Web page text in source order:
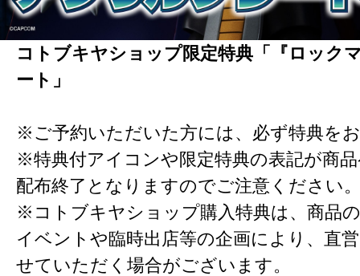
コトブキヤショップ限定特典「『ロック
ート」
※ご予約いただいた方には、必ず特典を
※特典付アイコンや限定特典の表記が商
配布終了となりますのでご注意ください
※コトブキヤショップ購入特典は、商品
イベントや臨時出店等の企画により、直
せていただく場合がございます。